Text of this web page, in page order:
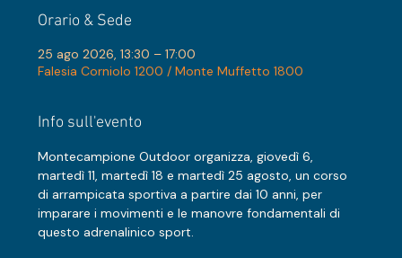
Orario & Sede
25 ago 2026, 13:30 – 17:00
Falesia Corniolo 1200 / Monte Muffetto 1800
Info sull'evento
Montecampione Outdoor organizza, giovedì 6,
martedì 11, martedì 18 e martedì 25 agosto, un corso
di arrampicata sportiva a partire dai 10 anni, per
imparare i movimenti e le manovre fondamentali di
questo adrenalinico sport.